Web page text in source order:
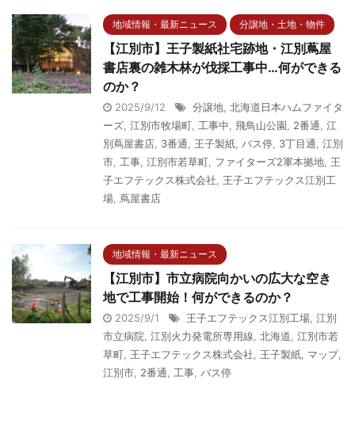
地域情報・最新ニュース 分譲地・土地・物件
【江別市】王子製紙社宅跡地・江別蔦屋
書店裏の雑木林が伐採工事中…何ができる
のか？
2025/9/12 分譲地, 北海道日本ハムファイタ
ーズ, 江別市牧場町, 工事中, 飛鳥山公園, 2番通, 江
別蔦屋書店, 3番通, 王子製紙, バス停, 3丁目通, 江別
市, 工事, 江別市若草町, ファイターズ2軍本拠地, 王
子エフテックス株式会社, 王子エフテックス江別工
場, 蔦屋書店
地域情報・最新ニュース
【江別市】市立病院向かいの広大な空き
地で工事開始！何ができるのか？
2025/9/1 王子エフテックス江別工場, 江別
市立病院, 江別火力発電所専用線, 北海道, 江別市若
草町, 王子エフテックス株式会社, 王子製紙, マップ,
江別市, 2番通, 工事, バス停